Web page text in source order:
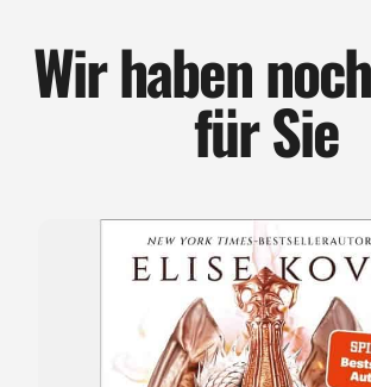
Wir haben
für Sie